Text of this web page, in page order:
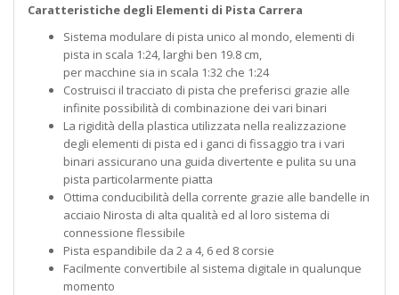
Caratteristiche degli Elementi di Pista Carrera
Sistema modulare di pista unico al mondo, elementi di
pista in scala 1:24, larghi ben 19.8 cm,
per macchine sia in scala 1:32 che 1:24
Costruisci il tracciato di pista che preferisci grazie alle
infinite possibilità di combinazione dei vari binari
La rigidità della plastica utilizzata nella realizzazione
degli elementi di pista ed i ganci di fissaggio tra i vari
binari assicurano una guida divertente e pulita su una
pista particolarmente piatta
Ottima conducibilità della corrente grazie alle bandelle in
acciaio Nirosta di alta qualità ed al loro sistema di
connessione flessibile
Pista espandibile da 2 a 4, 6 ed 8 corsie
Facilmente convertibile al sistema digitale in qualunque
momento